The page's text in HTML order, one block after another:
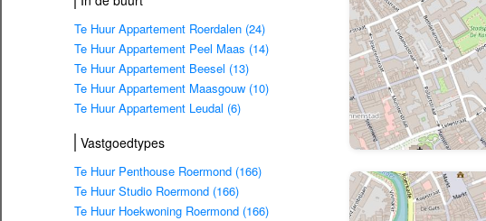
Te Huur Appartement Roerdalen (24)
Te Huur Appartement Peel Maas (14)
Te Huur Appartement Beesel (13)
Te Huur Appartement Maasgouw (10)
Te Huur Appartement Leudal (6)
Vastgoedtypes
Te Huur Penthouse Roermond (166)
Te Huur Studio Roermond (166)
Te Huur Hoekwoning Roermond (166)